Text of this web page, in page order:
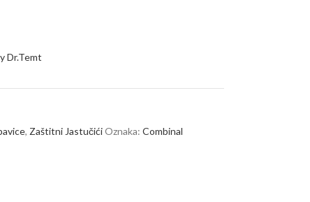
Dr.Temt
, Zaštitni JastučićiOznaka: Combinal